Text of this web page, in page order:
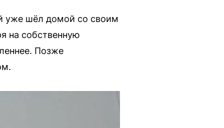
уже шёл домой со своим
на собственную
Позже